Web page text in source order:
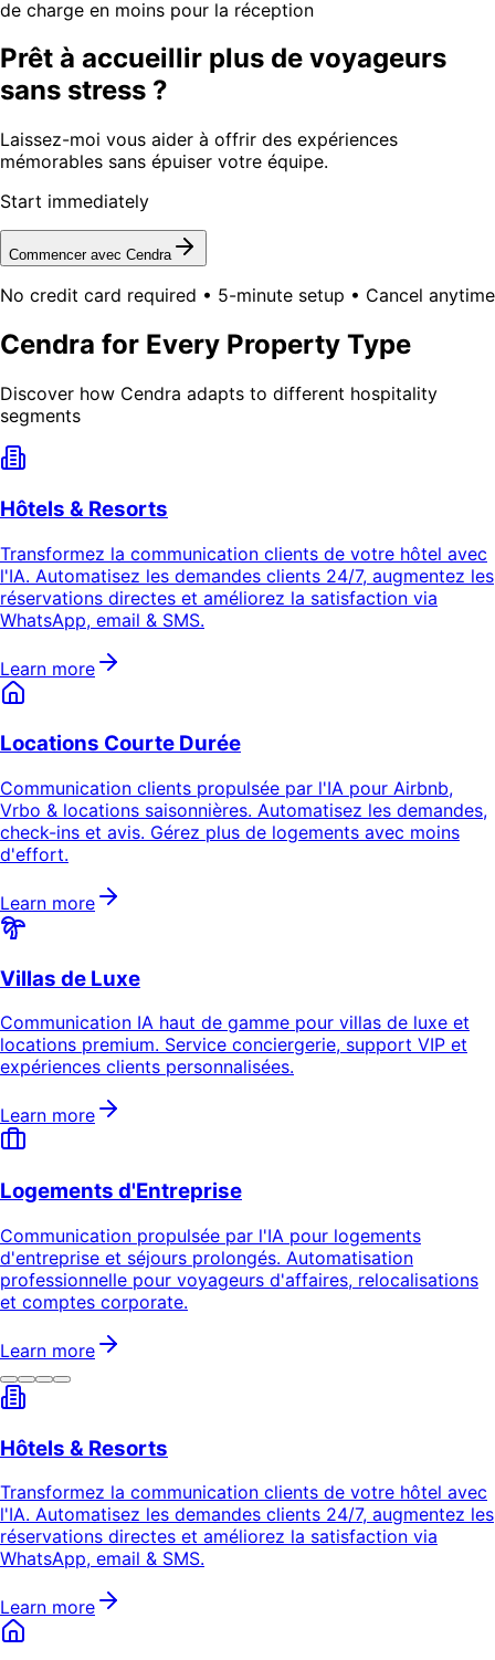
de charge en moins pour la réception
Prêt à accueillir plus de voyageurs
sans stress ?
Laissez-moi vous aider à offrir des expériences
mémorables sans épuiser votre équipe.
Start immediately
Commencer avec Cendra
No credit card required • 5-minute setup • Cancel anytime
Cendra for Every Property Type
Discover how Cendra adapts to different hospitality
segments
Hôtels & Resorts
Transformez la communication clients de votre hôtel avec
l'IA. Automatisez les demandes clients 24/7, augmentez les
réservations directes et améliorez la satisfaction via
WhatsApp, email & SMS.
Learn more
Locations Courte Durée
Communication clients propulsée par l'IA pour Airbnb,
Vrbo & locations saisonnières. Automatisez les demandes,
check-ins et avis. Gérez plus de logements avec moins
d'effort.
Learn more
Villas de Luxe
Communication IA haut de gamme pour villas de luxe et
locations premium. Service conciergerie, support VIP et
expériences clients personnalisées.
Learn more
Logements d'Entreprise
Communication propulsée par l'IA pour logements
d'entreprise et séjours prolongés. Automatisation
professionnelle pour voyageurs d'affaires, relocalisations
et comptes corporate.
Learn more
Hôtels & Resorts
Transformez la communication clients de votre hôtel avec
l'IA. Automatisez les demandes clients 24/7, augmentez les
réservations directes et améliorez la satisfaction via
WhatsApp, email & SMS.
Learn more